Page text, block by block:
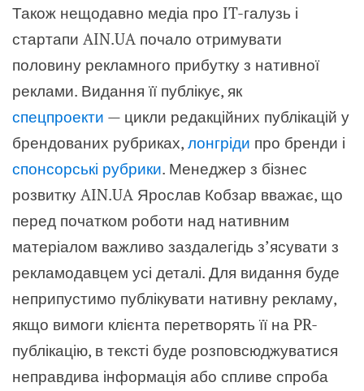
Також нещодавно медіа про IT-галузь і
стартапи AIN.UA почало отримувати
половину рекламного прибутку з нативної
реклами. Видання її публікує, як
спецпроекти — цикли редакційних публікацій у
брендованих рубриках, лонгріди про бренди і
спонсорські рубрики. Менеджер з бізнес
розвитку AIN.UA Ярослав Кобзар вважає, що
перед початком роботи над нативним
матеріалом важливо заздалегідь з’ясувати з
рекламодавцем усі деталі. Для видання буде
неприпустимо публікувати нативну рекламу,
якщо вимоги клієнта перетворять її на PR-
публікацію, в тексті буде розповсюджуватися
неправдива інформація або спливе спроба